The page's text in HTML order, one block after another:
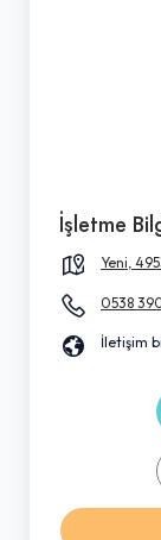
İşletme
Yeni,
0538
İletişim